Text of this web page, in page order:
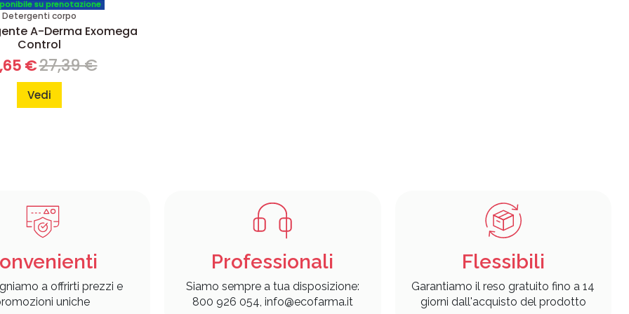
su prenotazione
Detergenti corpo
A-Derma Exomega
Control
€27,39 €
Vedi
a offrirti prezzi e
uniche
Professionali
Siamo sempre a tua disposizione:
800 926 054, info@ecofarma.it
Flessibili
Garantiamo il reso gratuito fino a 14
giorni dall'acquisto del prodotto